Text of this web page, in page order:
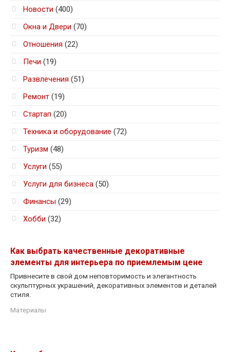
Новости (400)
Окна и Двери (70)
Отношения (22)
Печи (19)
Развлечения (51)
Ремонт (19)
Стартап (20)
Техника и оборудование (72)
Туризм (48)
Услуги (55)
Услуги для бизнеса (50)
Финансы (29)
Хобби (32)
Как выбрать качественные декоративные
элементы для интерьера по приемлемым цене
Привнесите в свой дом неповторимость и элегантность
скульптурных украшений, декоративных элементов и деталей
стиля.
Материалы